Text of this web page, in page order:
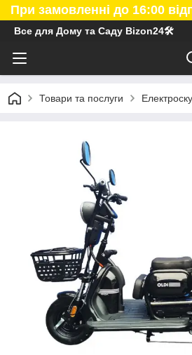
При замовленні до 16:00
Все для Дому та Саду Bizon24🛠
Товари та послуги